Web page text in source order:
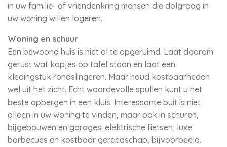
in uw familie- of vriendenkring mensen die dolgraag in
uw woning willen logeren.
Woning en schuur
Een bewoond huis is niet al te opgeruimd. Laat daarom
gerust wat kopjes op tafel staan en laat een
kledingstuk rondslingeren. Maar houd kostbaarheden
wel uit het zicht. Echt waardevolle spullen kunt u het
beste opbergen in een kluis. Interessante buit is niet
alleen in uw woning te vinden, maar ook in schuren,
bijgebouwen en garages: elektrische fietsen, luxe
barbecues en kostbaar gereedschap, bijvoorbeeld.